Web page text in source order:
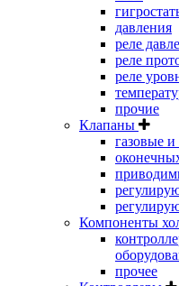
давления
реле
реле
реле
прочие
Клапаны
газовые и
Компоненты
прочее